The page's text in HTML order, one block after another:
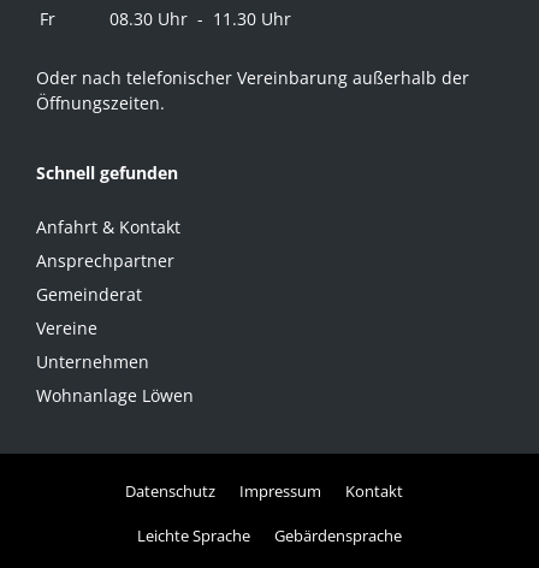
Fr
08.30 Uhr - 11.30 Uhr
Oder nach telefonischer Vereinbarung außerhalb der
Öffnungszeiten.
Schnell gefunden
Anfahrt & Kontakt
Ansprechpartner
Gemeinderat
Vereine
Unternehmen
Wohnanlage Löwen
Datenschutz Impressum Kontakt
Leichte Sprache Gebärdensprache